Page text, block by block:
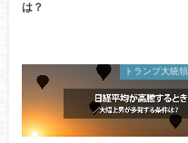
は？
トランプ大統領